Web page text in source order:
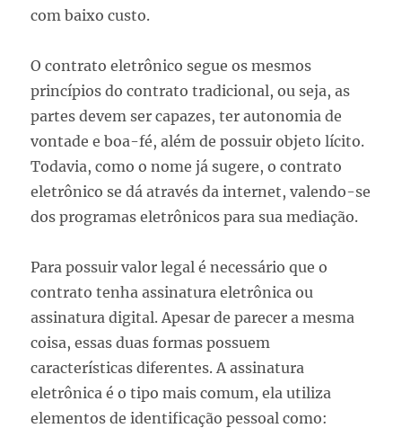
com baixo custo.
O contrato eletrônico segue os mesmos
princípios do contrato tradicional, ou seja, as
partes devem ser capazes, ter autonomia de
vontade e boa-fé, além de possuir objeto lícito.
Todavia, como o nome já sugere, o contrato
eletrônico se dá através da internet, valendo-se
dos programas eletrônicos para sua mediação.
Para possuir valor legal é necessário que o
contrato tenha assinatura eletrônica ou
assinatura digital. Apesar de parecer a mesma
coisa, essas duas formas possuem
características diferentes. A assinatura
eletrônica é o tipo mais comum, ela utiliza
elementos de identificação pessoal como: